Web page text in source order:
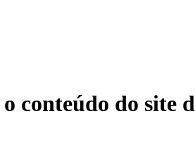
conteúdo do site